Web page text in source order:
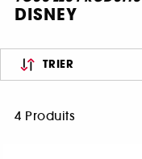
DISNEY
TRIER
4 Produits